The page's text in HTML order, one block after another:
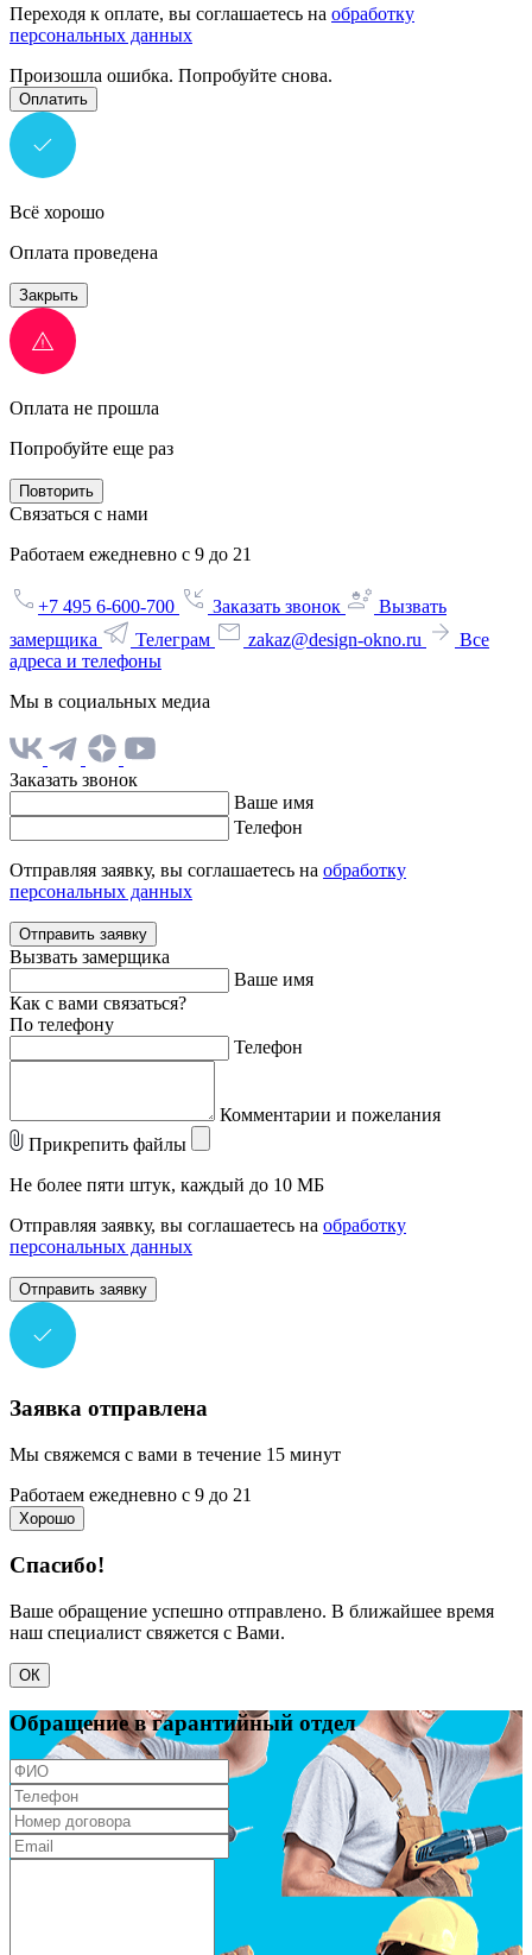
Переходя к оплате, вы соглашаетесь на обработку
персональных данных
Произошла ошибка. Попробуйте снова.
Оплатить
Всё хорошо
Оплата проведена
Закрыть
Оплата не прошла
Попробуйте еще раз
Повторить
Связаться с нами
Работаем ежедневно с 9 до 21
+7 495 6-600-700 Заказать звонок
Вызвать
замерщика
Телеграм zakaz@design-okno.ru
Все
адреса и телефоны
Мы в социальных медиа
Заказать звонок
Ваше имя
Телефон
Отправляя заявку, вы соглашаетесь на обработку
персональных данных
Отправить заявку
Вызвать замерщика
Ваше имя
Как с вами связаться?
По телефону
Телефон
Комментарии и пожелания
Прикрепить файлы
Не более пяти штук, каждый до 10 МБ
Отправляя заявку, вы соглашаетесь на обработку
персональных данных
Отправить заявку
Заявка отправлена
Мы свяжемся с вами в течение 15 минут
Работаем ежедневно с 9 до 21
Хорошо
Спасибо!
Ваше обращение успешно отправлено. В ближайшее время
наш специалист свяжется с Вами.
ОК
Обращение в гарантийный отдел